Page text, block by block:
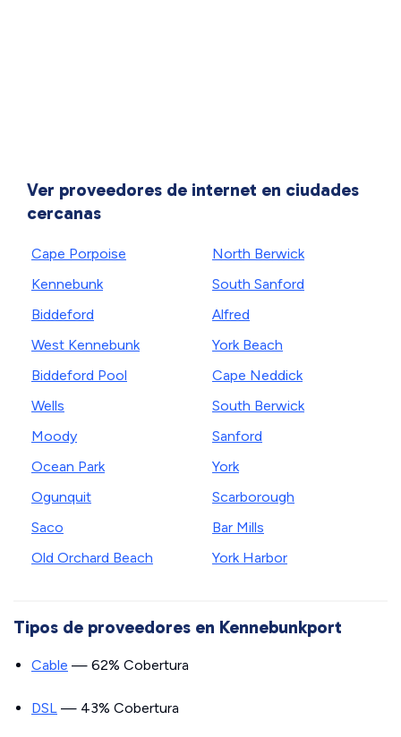
Ver proveedores de internet en ciudades
cercanas
Cape Porpoise
Kennebunk
Biddeford
West Kennebunk
Biddeford Pool
Wells
Moody
Ocean Park
Ogunquit
Saco
Old Orchard Beach
North Berwick
South Sanford
Alfred
York Beach
Cape Neddick
South Berwick
Sanford
York
Scarborough
Bar Mills
York Harbor
Tipos de proveedores en Kennebunkport
Cable — 62% Cobertura
DSL — 43% Cobertura